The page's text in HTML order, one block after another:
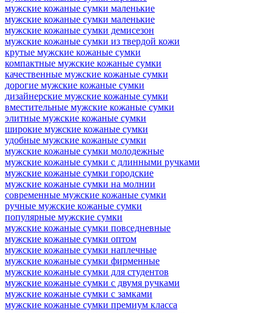
мужские кожаные сумки маленькие
мужские кожаные сумки маленькие
мужские кожаные сумки демисезон
мужские кожаные сумки из твердой кожи
крутые мужские кожаные сумки
компактные мужские кожаные сумки
качественные мужские кожаные сумки
дорогие мужские кожаные сумки
дизайнерские мужские кожаные сумки
вместительные мужские кожаные сумки
элитные мужские кожаные сумки
широкие мужские кожаные сумки
удобные мужские кожаные сумки
мужские кожаные сумки молодежные
мужские кожаные сумки с длинными ручками
мужские кожаные сумки городские
мужские кожаные сумки на молнии
современные мужские кожаные сумки
ручные мужские кожаные сумки
популярные мужские сумки
мужские кожаные сумки повседневные
мужские кожаные сумки оптом
мужские кожаные сумки наплечные
мужские кожаные сумки фирменные
мужские кожаные сумки для студентов
мужские кожаные сумки с двумя ручками
мужские кожаные сумки с замками
мужские кожаные сумки премиум класса